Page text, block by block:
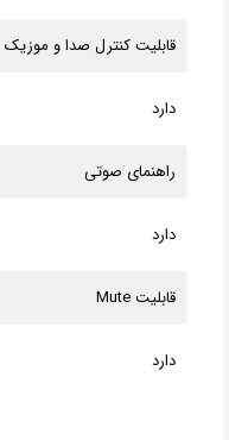
قابلیت کنترل صدا و موزیک
دارد
راهنمای صوتی
دارد
قابلیت Mute
دارد